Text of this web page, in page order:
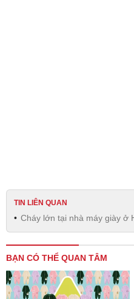
TIN LIÊN QUAN
Cháy lớn tại nhà máy giày ở
BẠN CÓ THỂ QUAN TÂM